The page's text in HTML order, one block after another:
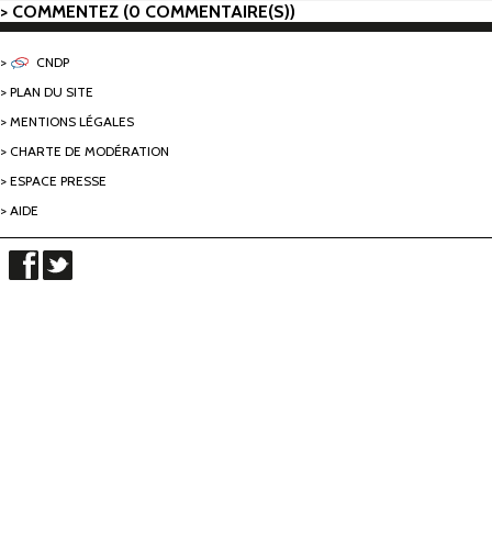
COMMENTEZ (0 COMMENTAIRE(S))
CNDP
PLAN DU SITE
MENTIONS LÉGALES
CHARTE DE MODÉRATION
ESPACE PRESSE
AIDE